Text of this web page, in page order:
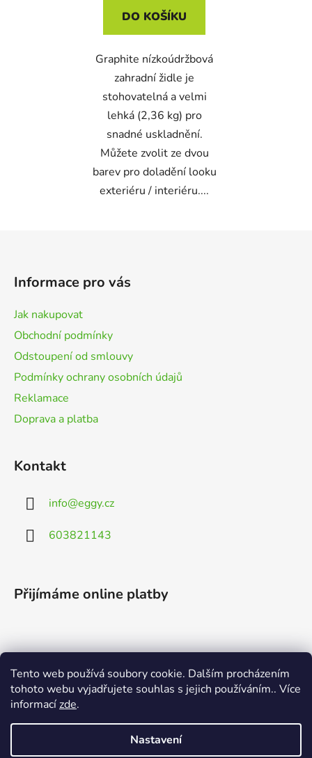
Tento web používá soubory cookie. Dalším procházením
tohoto webu vyjadřujete souhlas s jejich používáním.. Více
informacízde.
Nastavení
DO KOŠÍKU
Graphite nízkoúdržbová
zahradní židle je
stohovatelná a velmi
lehká (2,36 kg) pro
snadné uskladnění.
Můžete zvolit ze dvou
barev pro doladění looku
exteriéru / interiéru....
Informace pro vás
Jak nakupovat
Obchodní podmínky
Odstoupení od smlouvy
Podmínky ochrany osobních údajů
Reklamace
Doprava a platba
Kontakt
info@eggy.cz
603821143
Přijímáme online platby
Vyhledávání
HLEDAT